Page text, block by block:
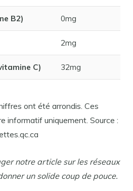
B2) 0mg
2mg
C) 32mg
ont été arrondis. Ces
informatif uniquement. Source :
notre article sur les réseaux
un solide coup de pouce.